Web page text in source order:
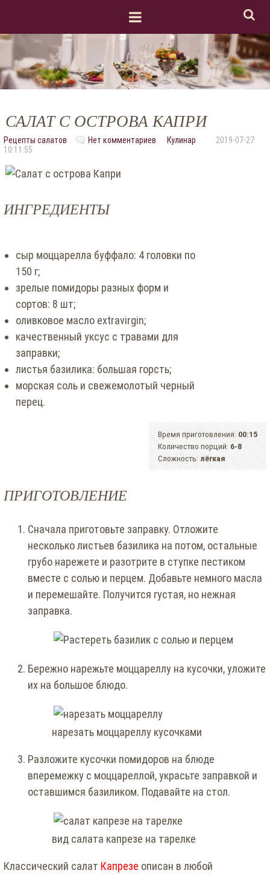
САЛАТ С ОСТРОВА КАПРИ
Рецепты салатов Нет комментариев Кулинар
2019-07-27
10:11:55
ИНГРЕДИЕНТЫ
сыр моццарелла буффало: 4 головки по
150 г;
зрелые помидоры разных форм и
сортов: 8 шт;
оливковое масло extravirgin;
качественный уксус с травами для
заправки;
листья базилика: большая горсть;
морская соль и свежемолотый черный
перец.
Время приготовления:00:15
Количество порций:6-8
Сложность:лёгкая
ПРИГОТОВЛЕНИЕ
Сначала приготовьте заправку. Отложите
несколько листьев базилика на потом, остальные
грубо нарежете и разотрите в ступке пестиком
вместе с солью и перцем. Добавьте немного масла
и перемешайте. Получится густая, но нежная
заправка.
Бережно нарежьте моццареллу на кусочки, уложите
их на большое блюдо.
нарезать моццареллу кусочками
Разложите кусочки помидоров на блюде
вперемежку с моццареллой, украсьте заправкой и
оставшимся базили­ком. Подавайте на стол.
вид салата капрезе на тарелке
Классический салат Капрезе описан в любой